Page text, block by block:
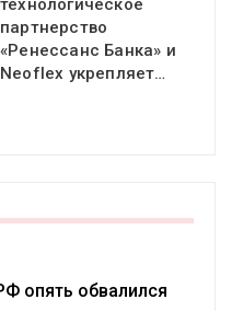
технологическое
партнерство
«Ренессанс Банка» и
Neoflex укрепляет…
опять обвалился